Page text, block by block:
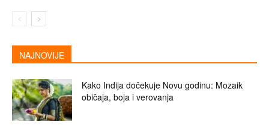
NAJNOVIJE
Kako Indija dočekuje Novu godinu: Mozaik
običaja, boja i verovanja